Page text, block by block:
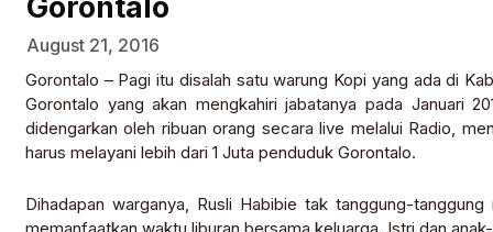
Gorontalo
August 21, 2016
Gorontalo – Pagi itu disalah satu warung Kopi yang ada di
Gorontalo yang akan mengkahiri jabatanya pada Januari
didengarkan oleh ribuan orang secara live melalui Radio,
harus melayani lebih dari 1 Juta penduduk Gorontalo.
Dihadapan warganya, Rusli Habibie tak tanggung-